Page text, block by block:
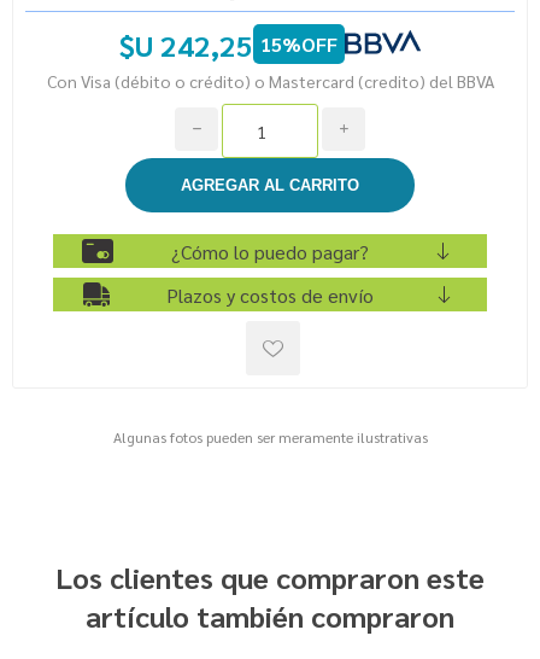
$U 242,25 15%OFF
Con Visa (débito o crédito) o Mastercard (credito) del BBVA
i
h
¿Cómo lo puedo pagar?
Plazos y costos de envío
Algunas fotos pueden ser meramente ilustrativas
Los clientes que compraron este
artículo también compraron